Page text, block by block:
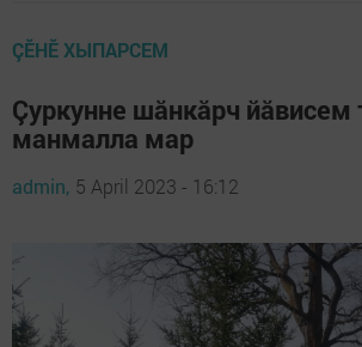
ÇӖНӖ ХЫПАРСЕМ
Çуркунне шăнкăрч йăвисем
манмалла мар
admin, 5 April 2023 - 16:12